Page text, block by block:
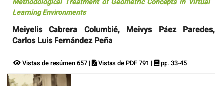
Methodological Treatment of Geometric Concepts in Virtual
Learning Environments
Meiyelis Cabrera Columbié, Meivys Páez Paredes,
Carlos Luis Fernández Peña
Vistas de resúmen 657 | Vistas de PDF 791 | pp. 33-45